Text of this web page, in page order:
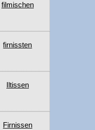
filmischen
firnissten
Iltissen
Firnissen